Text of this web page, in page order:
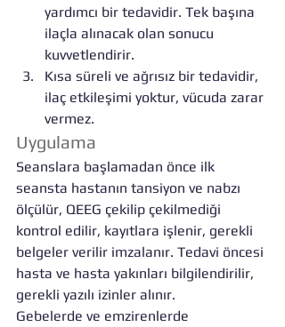
yardımcı bir tedavidir. Tek başına
ilaçla alınacak olan sonucu
kuvvetlendirir.
Kısa süreli ve ağrısız bir tedavidir,
ilaç etkileşimi yoktur, vücuda zarar
vermez.
Uygulama
Seanslara başlamadan önce ilk
seansta hastanın tansiyon ve nabzı
ölçülür, QEEG çekilip çekilmediği
kontrol edilir, kayıtlara işlenir, gerekli
belgeler verilir imzalanır. Tedavi öncesi
hasta ve hasta yakınları bilgilendirilir,
gerekli yazılı izinler alınır.
Gebelerde ve emzirenlerde